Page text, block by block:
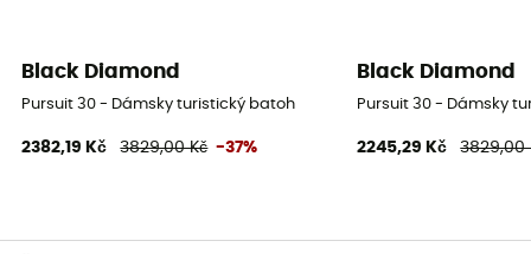
Black Diamond
Pursuit 30 - Dámsky turistický batoh
2382,19 Kč 3829,00 Kč -37%
Black Diamond
Pursuit 30 - Dámsky
2245,29 Kč 3829,00